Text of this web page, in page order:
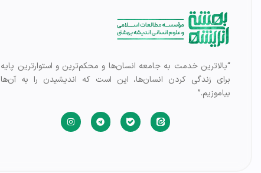
“بالاترین خدمت به جامعه انسان‌ها و محکم‌ترین و استوارترین پایه
برای زندگی کردن انسان‌ها، این است که اندیشیدن را به آن‌ها
بیاموزیم.”